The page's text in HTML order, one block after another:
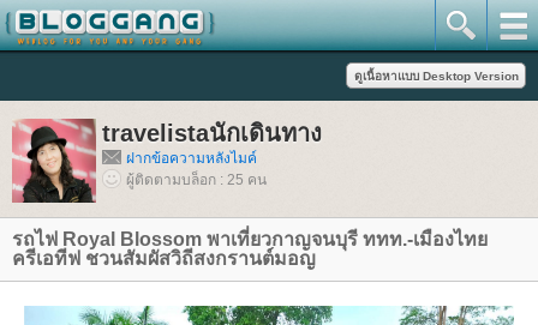
travelistaนักเดินทาง
ฝากข้อความหลังไมค์
ผู้ติดตามบล็อก : 25 คน
รถไฟ Royal Blossom พาเที่ยวกาญจนบุรี ททท.-เมืองไท
ครีเอทีฟ ชวนสัมผัสวิถีสงกรานต์มอญ